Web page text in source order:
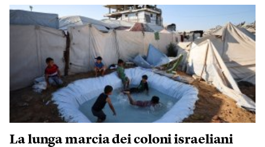
La lunga marcia dei coloni israeliani